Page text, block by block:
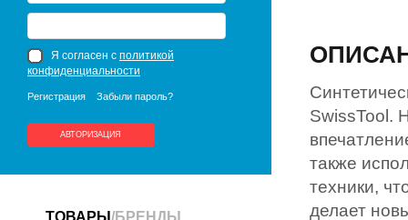
Я согласен с политикой
конфиденциальности
Регистрация Забыли пароль?
АВТОРИЗАЦИЯ
ТОВАРЫ /БРЕНДЫ
SwissTool.
также
техники,
делает